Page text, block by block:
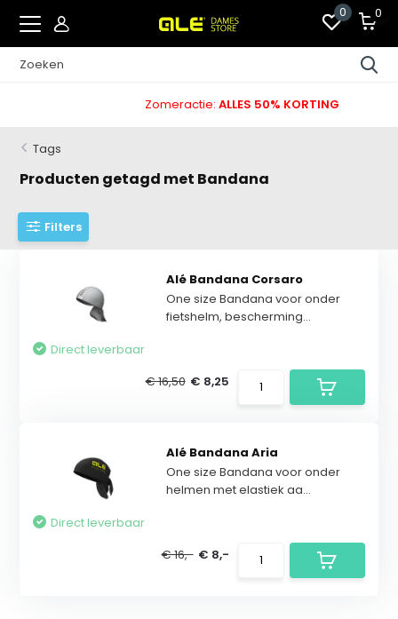
0 0
Zomeractie:ALLES 50% KORTING
Tags
Producten getagd met Bandana
Filters
Alé Bandana Corsaro
One size Bandana voor onder
fietshelm, bescherming...
Direct leverbaar
€ 16,50 € 8,25
Alé Bandana Aria
One size Bandana voor onder
helmen met elastiek aa...
Direct leverbaar
€ 16,- € 8,-